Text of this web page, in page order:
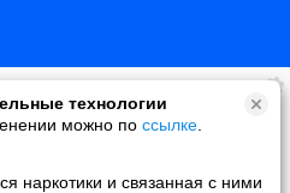
технологии
можно по ссылке
наркотики и связанная с ними